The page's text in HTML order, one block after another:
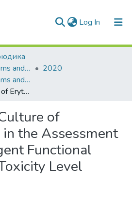
Log In (current)
Innovative Biosystems and Bioengineering
2020
Innovative Biosystems and Bioengineering: international scientific e-journal, Vol. 4, No. 3
Suspension Culture of Erythrocytes in the Assessment of the Detergent Functional Component Toxicity Level
of
the Assessment
Functional
Level